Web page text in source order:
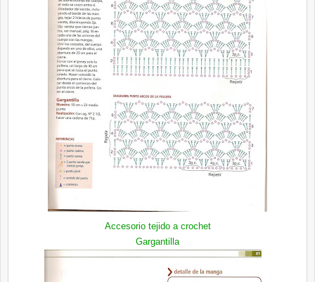
Accesorio tejido a crochet
Gargantilla